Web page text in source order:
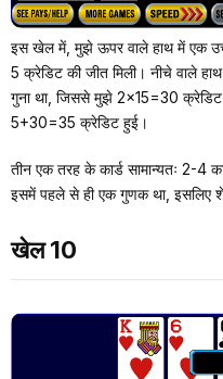
इस खेल में, मुझे ऊपर वाले हाथ में एक
5 क्रेडिट की जीत मिली। नीचे वाले
गुना था, जिससे मुझे 2×15=30 क्रेडिट
5+30=35 क्रेडिट हुई।
तीन एक तरह के कार्ड सामान्यतः 2-4
इसमें पहले से ही एक गुणक था, इसलिए
खेल 10